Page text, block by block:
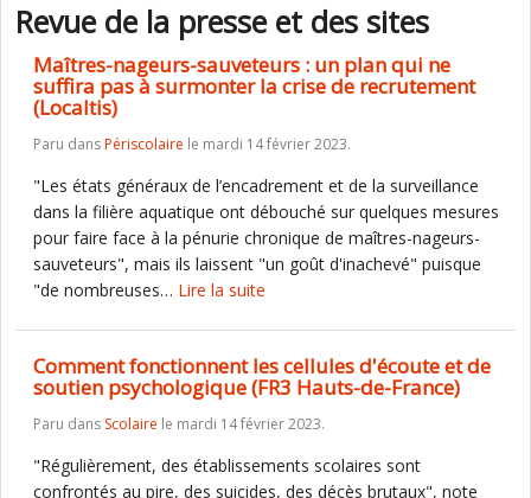
Revue de la presse et des sites
Maîtres-nageurs-sauveteurs : un plan qui ne
suffira pas à surmonter la crise de recrutement
(Localtis)
Paru dansPériscolaire le mardi 14 février 2023.
"Les états généraux de l’encadrement et de la surveillance
dans la filière aquatique ont débouché sur quelques mesures
pour faire face à la pénurie chronique de maîtres-nageurs-
sauveteurs", mais ils laissent "un goût d'inachevé" puisque
"de nombreuses… Lire la suite
Comment fonctionnent les cellules d'écoute et de
soutien psychologique (FR3 Hauts-de-France)
Paru dans Scolaire le mardi 14 février 2023.
"Régulièrement, des établissements scolaires sont
confrontés au pire, des suicides, des décès brutaux", note